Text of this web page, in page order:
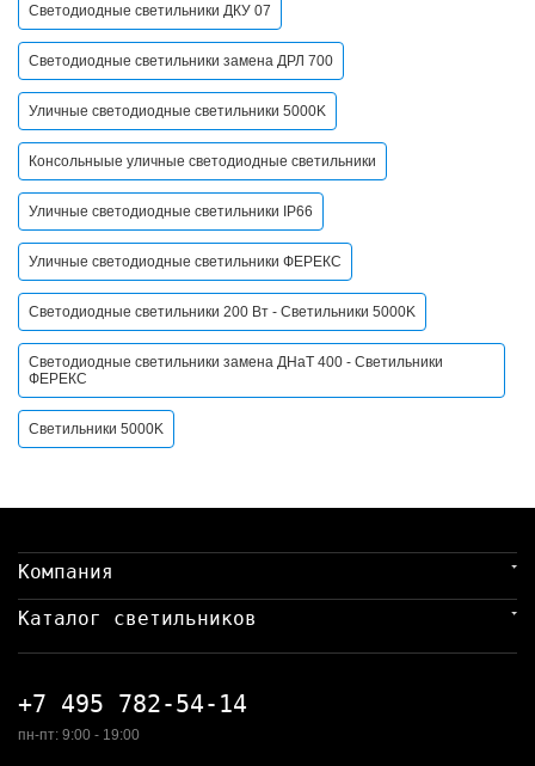
Светодиодные светильники ДКУ 07
Светодиодные светильники замена ДРЛ 700
Уличные светодиодные светильники 5000K
Консольныые уличные светодиодные светильники
Уличные светодиодные светильники IP66
Уличные светодиодные светильники ФЕРЕКС
Светодиодные светильники 200 Вт - Светильники 5000K
Светодиодные светильники замена ДНаТ 400 - Светильники
ФЕРЕКС
Светильники 5000K
Компания
Каталог светильников
+7 495 782-54-14
пн-пт: 9:00 - 19:00